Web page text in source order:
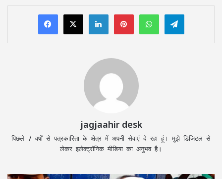
LinkedInPinterestWhatsAppTelegram
jagjaahir desk
पिछले 7 वर्षों से पत्रकारिता के क्षेत्र में अपनी सेवाएं दे रहा हूं। मुझे डिजिटल से
लेकर इलेक्ट्रॉनिक मीडिया का अनुभव है।